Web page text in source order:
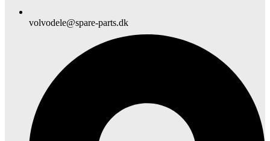
volvodele@spare-parts.dk